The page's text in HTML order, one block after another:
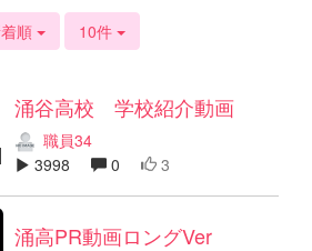
順 10件
涌谷高校 学校紹介動画
職員34
3998
0 3
涌高PR動画ロングVer